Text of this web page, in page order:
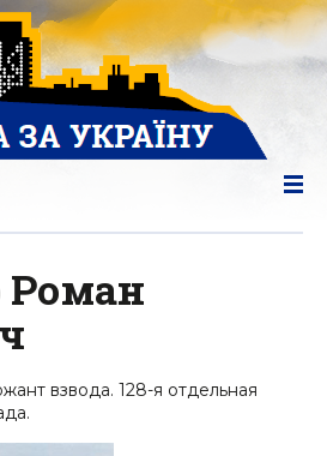
взвода. 128-я отдельная